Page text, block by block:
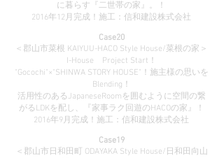
に暮らす『二世帯の家』。！
2016年12月完成！施工：信和建設株式会社
Case20
＜郡山市菜根 KAIYUU-HACO Style House/菜根の家＞
I-House Project Start！
"Gocochi"×"SHINWA STORY HOUSE"！施主様の思いを
Blending！
活用性のあるJapaneseRoomを囲むように空間の繋
がるLDKを配し、『家事ラク回遊のHACOの家』！
2016年9月完成！施工：信和建設株式会社
Case19
＜郡山市日和田町 ODAYAKA Style House/日和田向山